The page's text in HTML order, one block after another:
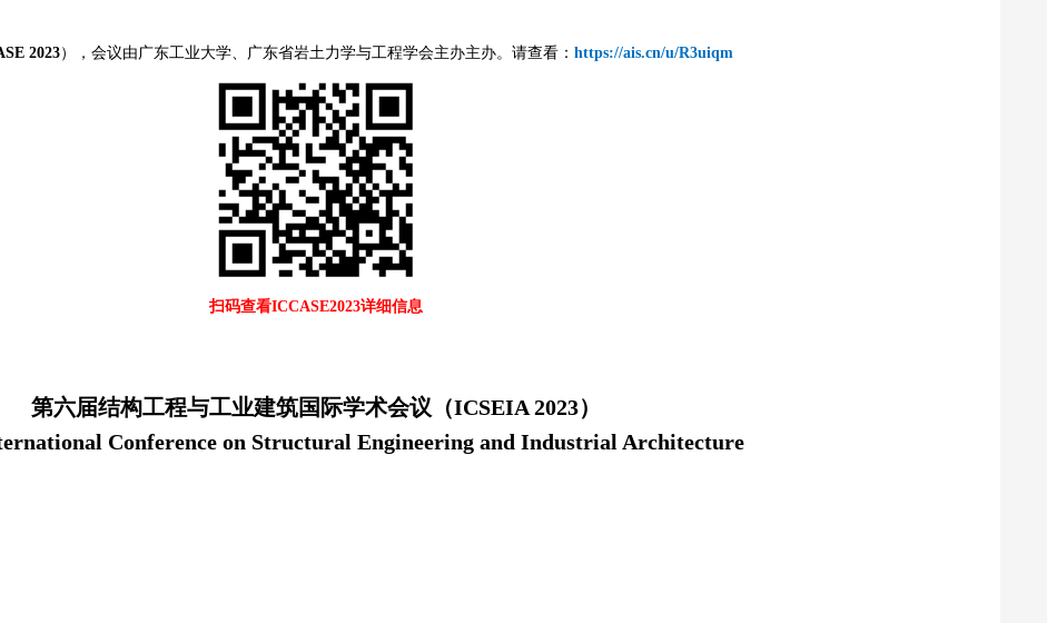
2023），会议由广东工业大学、广东省岩土力学与工程学会主办主办。请查看： https://ais.cn/u/R3uiqm
扫码查看ICCASE2023详细信息
第六届结构工程与工业建筑国际学术会议（ICSEIA 2023）
Conference on Structural Engineering and Industrial Architecture